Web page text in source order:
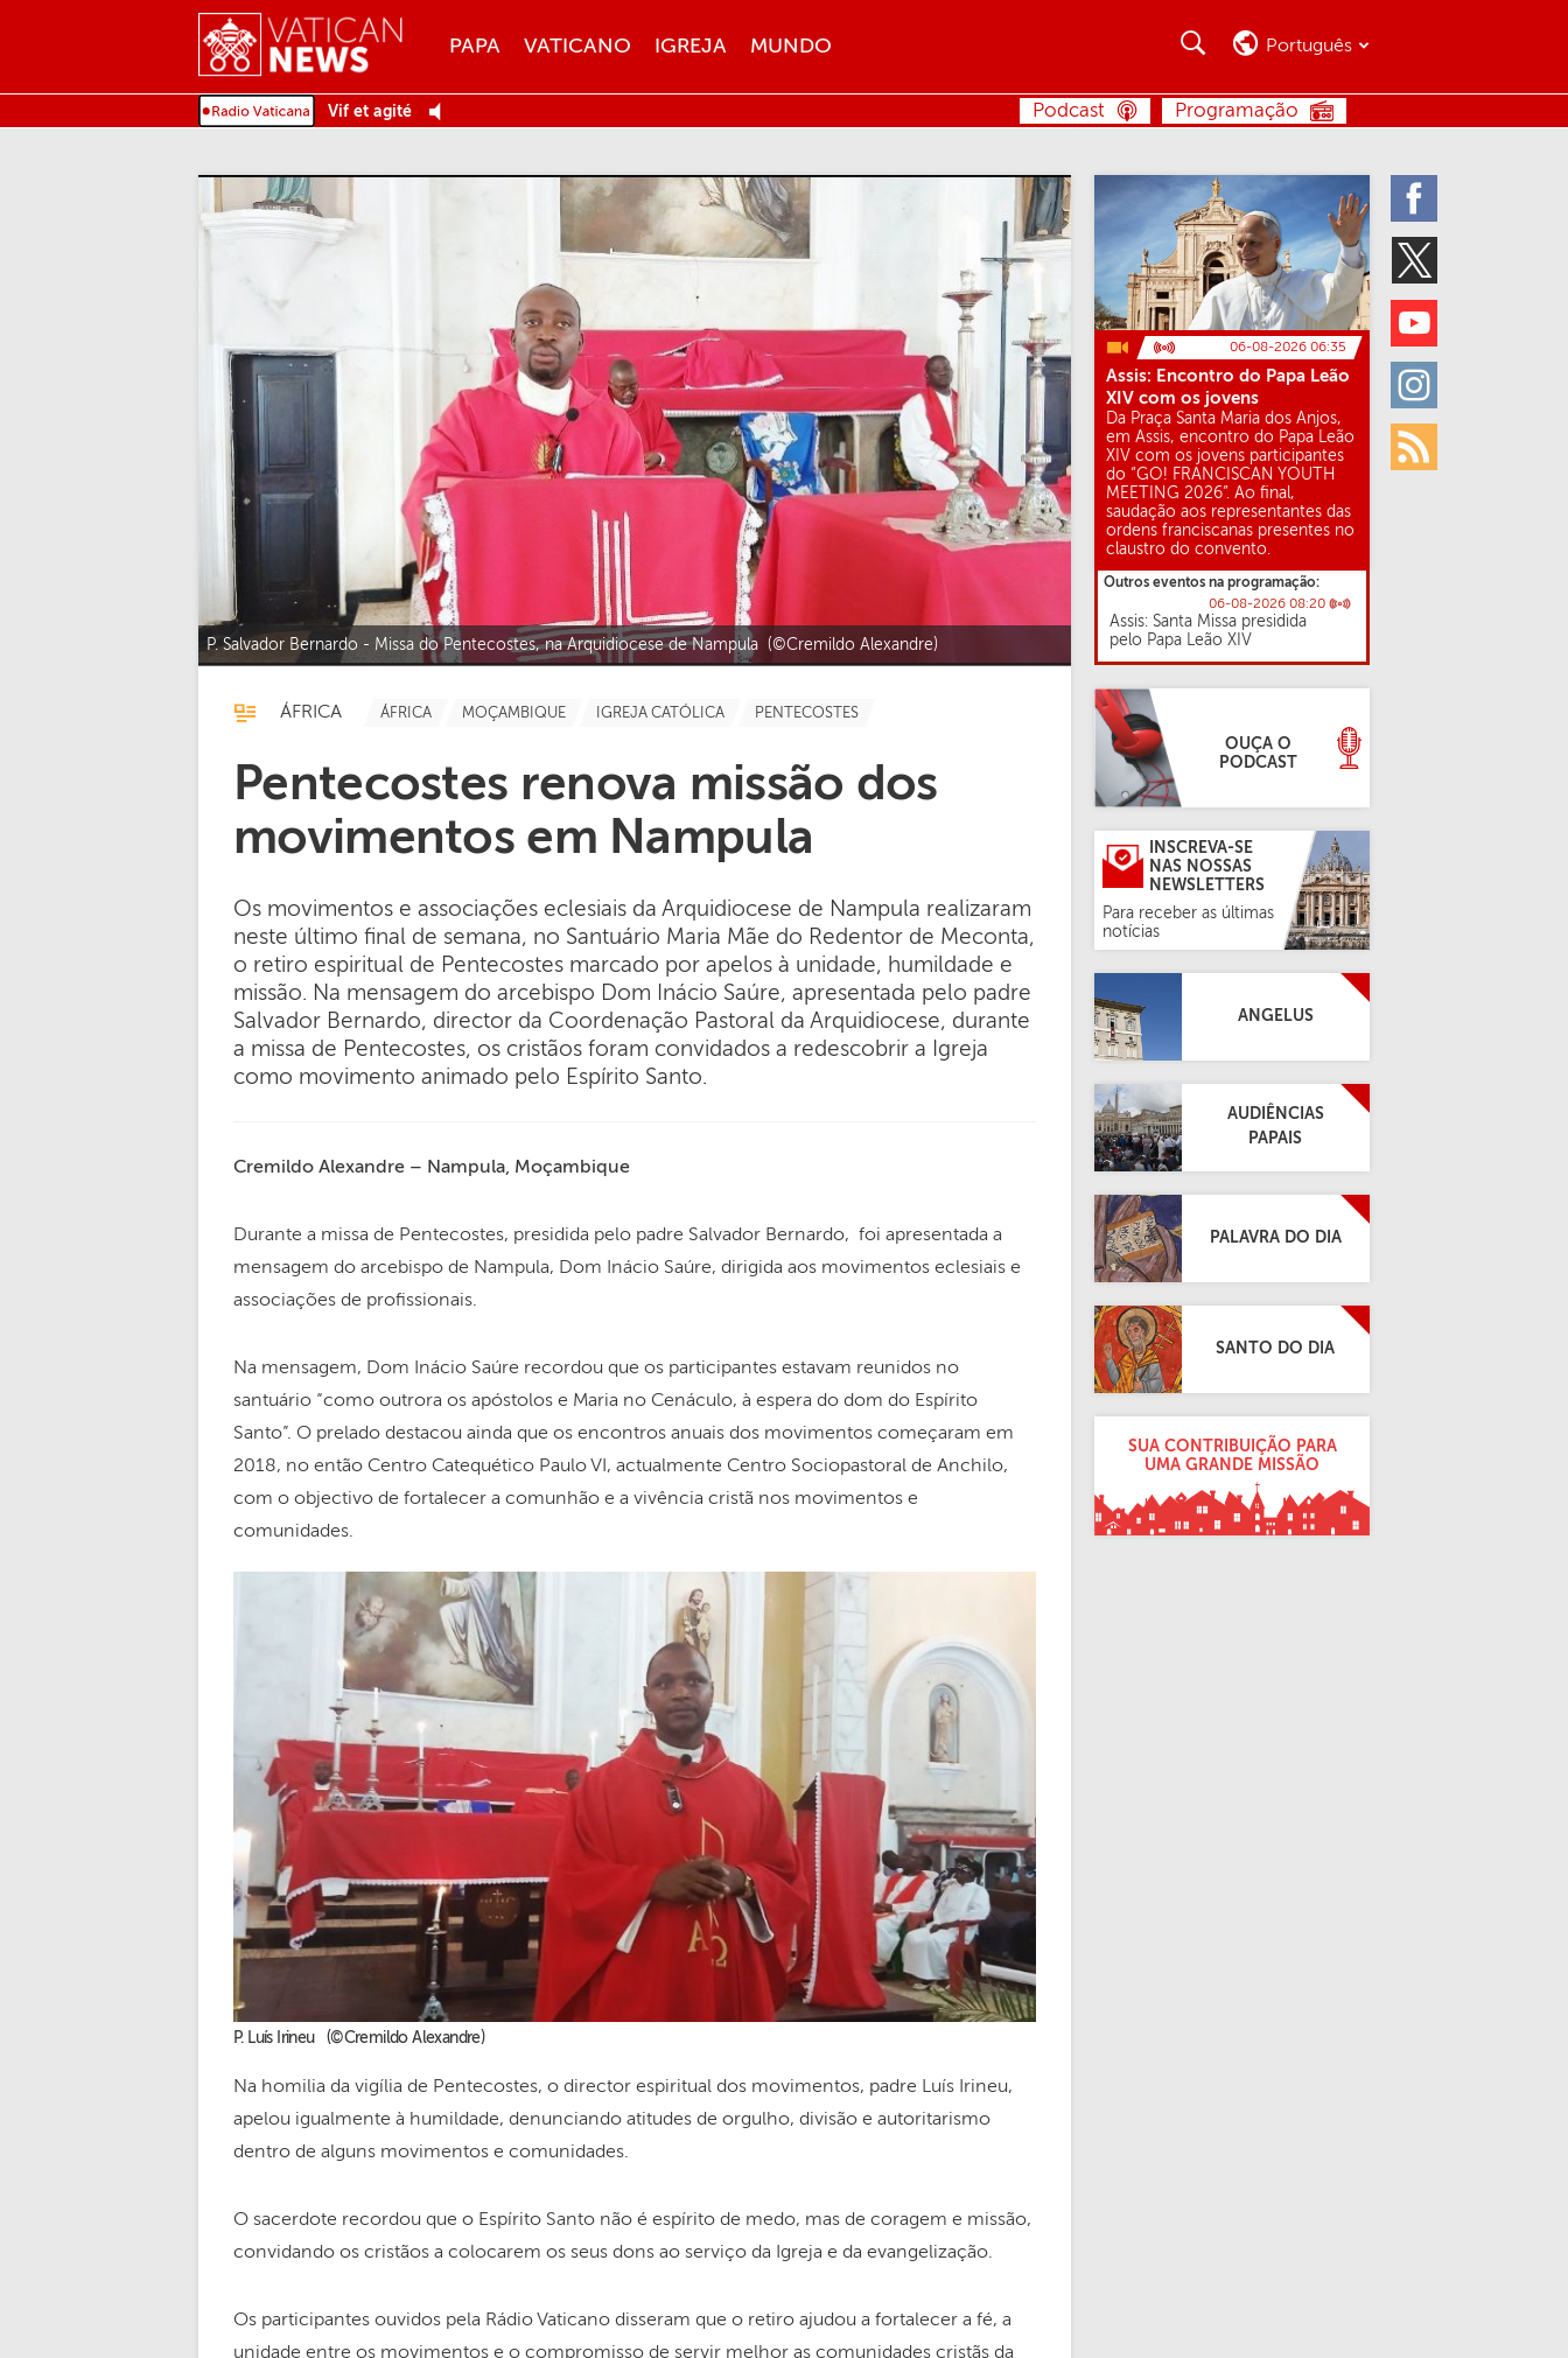
MENU
PAPA VATICANO IGREJA MUNDO
Twitter
Youtube
Instagram
Rss
BUSCA Português
Vif et agité Programação
Podcast
P. Salvador Bernardo - Missa do Pentecostes, na Arquidiocese de Nampula (©Cremildo Alexandre)
ÁFRICA ÁFRICA MOÇAMBIQUE IGREJA CATÓLICA PENTECOSTES
Pentecostes renova missão dos
movimentos em Nampula
Os movimentos e associações eclesiais da Arquidiocese de Nampula realizaram
neste último final de semana, no Santuário Maria Mãe do Redentor de Meconta,
o retiro espiritual de Pentecostes marcado por apelos à unidade, humildade e
missão. Na mensagem do arcebispo Dom Inácio Saúre, apresentada pelo padre
Salvador Bernardo, director da Coordenação Pastoral da Arquidiocese, durante
a missa de Pentecostes, os cristãos foram convidados a redescobrir a Igreja
como movimento animado pelo Espírito Santo.
Cremildo Alexandre – Nampula, Moçambique
Durante a missa de Pentecostes, presidida pelo padre Salvador Bernardo, foi apresentada a
mensagem do arcebispo de Nampula, Dom Inácio Saúre, dirigida aos movimentos eclesiais e
associações de profissionais.
Na mensagem, Dom Inácio Saúre recordou que os participantes estavam reunidos no
santuário “como outrora os apóstolos e Maria no Cenáculo, à espera do dom do Espírito
Santo”. O prelado destacou ainda que os encontros anuais dos movimentos começaram em
2018, no então Centro Catequético Paulo VI, actualmente Centro Sociopastoral de Anchilo,
com o objectivo de fortalecer a comunhão e a vivência cristã nos movimentos e
comunidades.
P. Luís Irineu (©Cremildo Alexandre)
Na homilia da vigília de Pentecostes, o director espiritual dos movimentos, padre Luís Irineu,
apelou igualmente à humildade, denunciando atitudes de orgulho, divisão e autoritarismo
dentro de alguns movimentos e comunidades.
O sacerdote recordou que o Espírito Santo não é espírito de medo, mas de coragem e missão,
convidando os cristãos a colocarem os seus dons ao serviço da Igreja e da evangelização.
Os participantes ouvidos pela Rádio Vaticano disseram que o retiro ajudou a fortalecer a fé, a
unidade entre os movimentos e o compromisso de servir melhor as comunidades cristãs da
06-08-2026 06:35
Assis: Encontro do Papa Leão
XIV com os jovens
Da Praça Santa Maria dos Anjos,
em Assis, encontro do Papa Leão
XIV com os jovens participantes
do “GO! FRANCISCAN YOUTH
MEETING 2026”. Ao final,
saudação aos representantes das
ordens franciscanas presentes no
claustro do convento.
Outros eventos na programação:
06-08-2026 08:20
Assis: Santa Missa presidida
pelo Papa Leão XIV
OUÇA O
PODCAST
INSCREVA-SE
NAS NOSSAS
NEWSLETTERS
Para receber as últimas
notícias
ANGELUS
AUDIÊNCIAS
PAPAIS
PALAVRA DO DIA
SANTO DO DIA
SUA CONTRIBUIÇÃO PARA
UMA GRANDE MISSÃO